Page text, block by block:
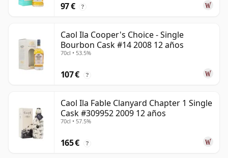
97 € ?
Caol Ila Cooper's Choice - Single
Bourbon Cask #14 2008 12 años
70cl • 53.5%
107 € ?
Caol Ila Fable Clanyard Chapter 1 Single
Cask #309952 2009 12 años
70cl • 57.5%
165 € ?